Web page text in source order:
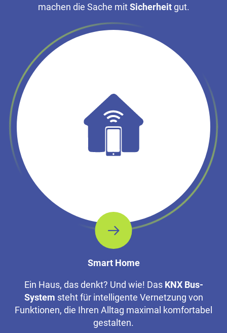
machen die Sache mitSicherheitgut.
Smart Home
Ein Haus, das denkt? Und wie! Das KNX Bus-
System steht für intelligente Vernetzung von
Funktionen, die Ihren Alltag maximal komfortabel
gestalten.